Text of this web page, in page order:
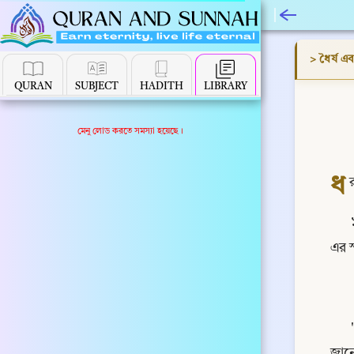
QURAN SUBJECT HADITH LIBRARY
মেনু লোড করতে সমস্যা হয়েছে।
> ধৈর্য
ধ
এর